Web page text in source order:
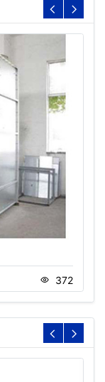
372